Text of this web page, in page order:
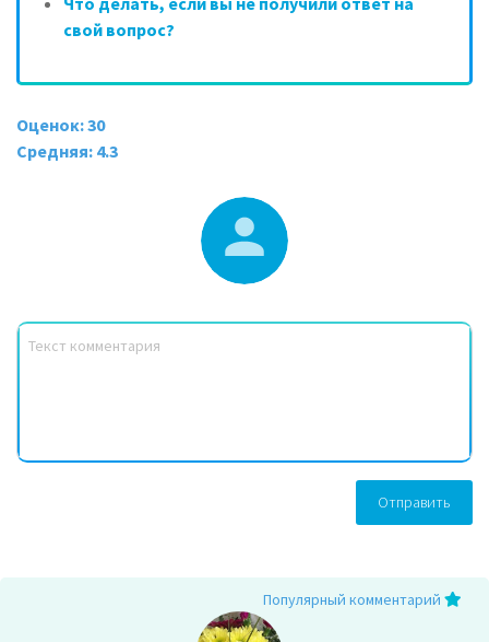
свой вопрос?
Оценок: 30
Средняя: 4.3
Отправить
Популярный комментарий